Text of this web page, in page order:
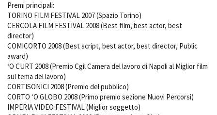
Premi principali:
TORINO FILM FESTIVAL 2007 (Spazio Torino)
CERCOLA FILM FESTIVAL 2008 (Best film, best actor, best
director)
COMICORTO 2008 (Best script, best actor, best director, Public
award)
‘O CURT 2008 (Premio Cgil Camera del lavoro di Napoli al Miglior film
sul tema del lavoro)
CORTISONICI 2008 (Premio del pubblico)
CORTO ‘O GLOBO 2008 (Primo premio sezione Nuovi Percorsi)
IMPERIA VIDEO FESTIVAL (Miglior soggetto)